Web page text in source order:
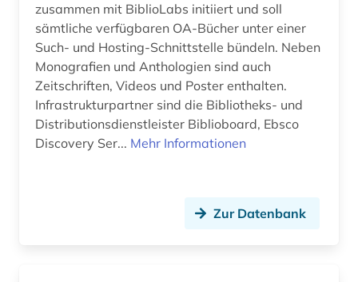
zusammen mit BiblioLabs initiiert und soll
sämtliche verfügbaren OA-Bücher unter einer
Such- und Hosting-Schnittstelle bündeln. Neben
Monografien und Anthologien sind auch
Zeitschriften, Videos und Poster enthalten.
Infrastrukturpartner sind die Bibliotheks- und
Distributionsdienstleister Biblioboard, Ebsco
Discovery Ser... Mehr Informationen
Zur Datenbank